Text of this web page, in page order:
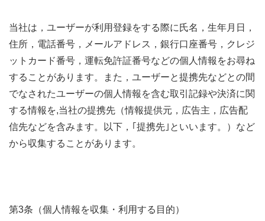
当社は，ユーザーが利用登録をする際に氏名，生年月日，
住所，電話番号，メールアドレス，銀行口座番号，クレジ
ットカード番号，運転免許証番号などの個人情報をお尋ね
することがあります。また，ユーザーと提携先などとの間
でなされたユーザーの個人情報を含む取引記録や決済に関
する情報を,当社の提携先（情報提供元，広告主，広告配
信先などを含みます。以下，｢提携先｣といいます。）など
から収集することがあります。
第3条（個人情報を収集・利用する目的）